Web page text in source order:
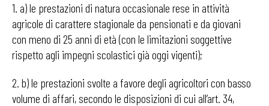
1. a) le prestazioni di natura occasionale rese in attività
agricole di carattere stagionale da pensionati e da giovani
con meno di 25 anni di età (con le limitazioni soggettive
rispetto agli impegni scolastici già oggi vigenti);
2. b) le prestazioni svolte a favore degli agricoltori con basso
volume di affari, secondo le disposizioni di cui all’art. 34,